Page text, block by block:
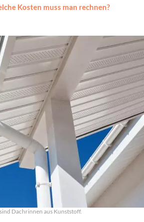
Kosten muss man rechnen?
Dachrinnen aus Kunststoff.